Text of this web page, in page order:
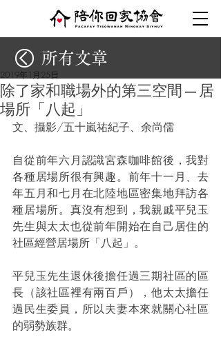
除了家和職場外的第三空間 — 居
場所「八起」
2019年1月25日
文、攝影/五十嵐祐紀子、余尚儒
自從前年六月認識宮森咖啡館後，我對
各種居場所很有興趣。前年十一月、去
年五月和七月在北陸地區密集地拜訪各
種居場所。真沒有想到，我親戚平兒玉
先生與太太也從前年開始在自己居住的
社區經營居場所「八起」。
平兒玉先生退休後擔任過三期社區的區
長（該社區裡有兩百戶），他太太擔任
過民生委員，所以夫妻本來就關心社區
的弱勢族群。
所有文章